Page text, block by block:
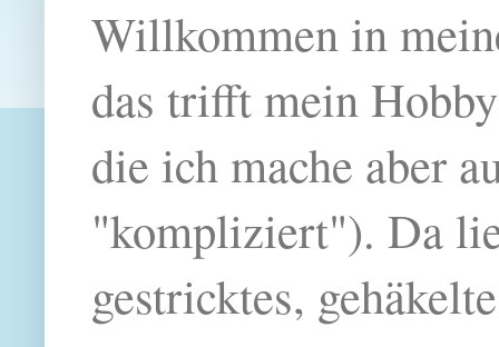
Willkommen in
das trifft mein
die ich mache aber
"kompliziert"). Da
gestricktes,